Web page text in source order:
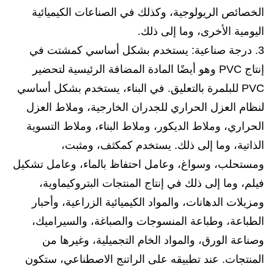
الخصائص الريولوجية، وكذلك في الصناعات الكيميائية
اليومية الأخرى، وما إلى ذلك.
3. درجة صناعية: يستخدم بشكل أساسي كمشتت في
إنتاج PVC وهو أيضًا المادة المضافة الرئيسية لتحضير
PVC للبلمرة بالتعليق. في البناء، يستخدم بشكل أساسي
لنظام العزل الحراري للجدران الخارجية، وملاط العزل
الحراري، وملاط الديكور، وملاط البناء، وملاط التسوية
الذاتية، وما إلى ذلك. يستخدم كمكثف، ومثبت،
ومستحلب، وسواغ، وعامل احتفاظ بالماء، وعامل تشكيل
فيلم، وما إلى ذلك في إنتاج المنتجات البتروكيماوية،
ومزيلات الدهانات، والمواد الكيميائية الزراعية، وأحبار
الطباعة، وطباعة المنسوجات والصباغة، والسيراميك،
وصناعة الورق، والمواد الخام التجميلية، وغيرها من
المنتجات. عند تطبيقه على الراتنج الاصطناعي، ستكون